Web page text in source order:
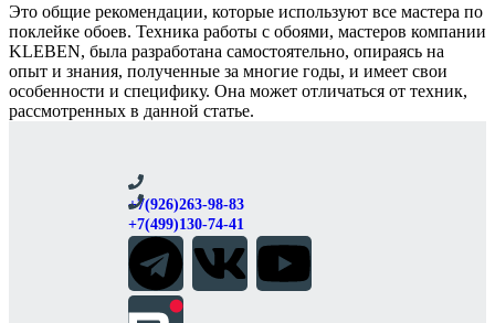
Это общие рекомендации, которые используют все мастера по
поклейке обоев. Техника работы с обоями, мастеров компании
KLEBEN, была разработана самостоятельно, опираясь на
опыт и знания, полученные за многие годы, и имеет свои
особенности и специфику. Она может отличаться от техник,
рассмотренных в данной статье.
+7(926)263-98-83
+7(499)130-74-41